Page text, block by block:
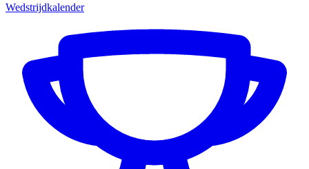
Wedstrijdkalender